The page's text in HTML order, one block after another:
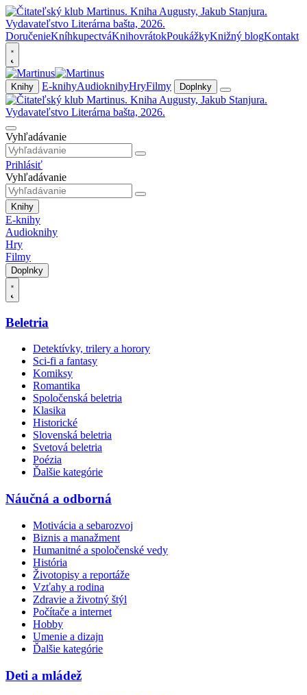
DoručenieKníhkupectváKnihovrátokPoukážkyKnižný blogKontakt
Knihy E-knihyAudioknihyHryFilmy Doplnky
Vyhľadávanie
Prihlásiť
Vyhľadávanie
Knihy
E-knihy
Audioknihy
Hry
Filmy
Doplnky
Beletria
Detektívky, trilery a horory
Sci-fi a fantasy
Komiksy
Romantika
Spoločenská beletria
Klasika
Historické
Slovenská beletria
Svetová beletria
Poézia
Ďalšie kategórie
Náučná a odborná
Motivácia a sebarozvoj
Biznis a manažment
Humanitné a spoločenské vedy
História
Životopisy a reportáže
Vzťahy a rodina
Zdravie a životný štýl
Počítače a internet
Hobby
Umenie a dizajn
Ďalšie kategórie
Deti a mládež